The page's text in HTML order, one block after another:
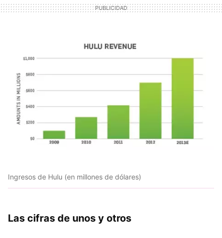
Ingresos de Hulu (en millones de dólares)
Las cifras de unos y otros